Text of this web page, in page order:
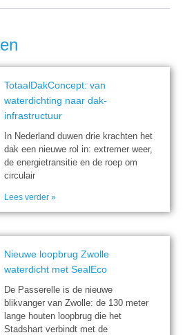
TotaalDakConcept: van
waterdichting naar dak-
infrastructuur
In Nederland duwen drie krachten het
dak een nieuwe rol in: extremer weer,
de energietransitie en de roep om
circulair
Lees verder »
Nieuwe loopbrug Zwolle
waterdicht met SealEco
De Passerelle is de nieuwe
blikvanger van Zwolle: de 130 meter
lange houten loopbrug die het
Stadshart verbindt met de